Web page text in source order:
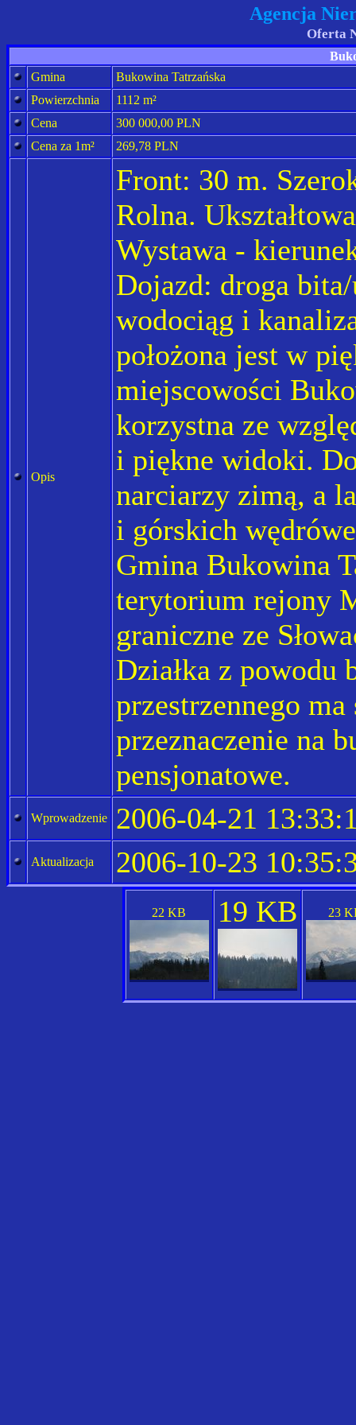
Agencja
Oferta
Gmina
Bukowina Tatrzańska
Powierzchnia
1112 m²
Cena
300 000,00 PLN
Cena za 1m²
269,78 PLN
Opis
Front: 30 m.
Rolna.
Wystawa -
Dojazd: droga
wodociąg i
położona jest w
miejscowości
korzystna ze
i piękne widoki.
narciarzy zimą, a
i górskich
Gmina Bukowina
terytorium rejony
graniczne ze
Działka z powodu
przestrzennego
przeznaczenie na
pensjonatowe.
Wprowadzenie 2006-04-21
Aktualizacja 2006-10-23
22 KB 19 KB 23